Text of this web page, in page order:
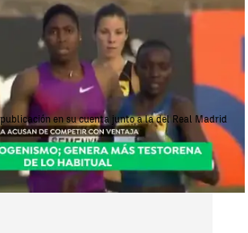
a Semenya: El TAS le obliga a medicarse para
testosterona |El debate en torno a Semenya: El
medicarse para reducir su nivel de testosterona
con el Real Madrid
"6 años más y para